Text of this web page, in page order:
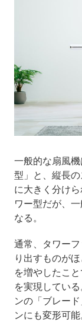
一般的な扇風
型」と、縦長
に大きく分け
ワー型だが、
なる。
通常、タワー
り出すものが
を増やしたこ
を実現してい
ンの「ブレー
ンにも変形可能